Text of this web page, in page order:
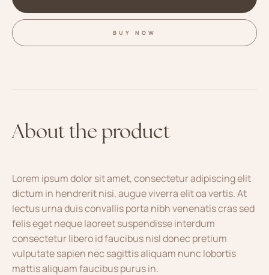
BUY NOW
About the product
Lorem ipsum dolor sit amet, consectetur adipiscing elit
dictum in hendrerit nisi, augue viverra elit oa vertis. At
lectus urna duis convallis porta nibh venenatis cras sed
felis eget neque laoreet suspendisse interdum
consectetur libero id faucibus nisl donec pretium
vulputate sapien nec sagittis aliquam nunc lobortis
mattis aliquam faucibus purus in.